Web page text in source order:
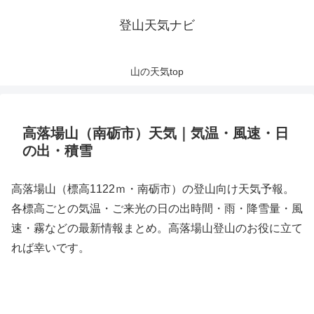
登山天気ナビ
山の天気top
高落場山（南砺市）天気｜気温・風速・日
の出・積雪
高落場山（標高1122ｍ・南砺市）の登山向け天気予報。
各標高ごとの気温・ご来光の日の出時間・雨・降雪量・風
速・霧などの最新情報まとめ。高落場山登山のお役に立て
れば幸いです。